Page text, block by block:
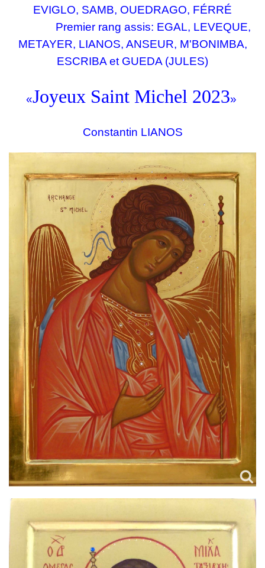
EVIGLO, SAMB, OUEDRAGO, FÉRRÉ
Premier rang assis: EGAL, LEVEQUE,
METAYER, LIANOS, ANSEUR, M'BONIMBA,
ESCRIBA et GUEDA (JULES)
«Joyeux Saint Michel 2023»
Constantin LIANOS